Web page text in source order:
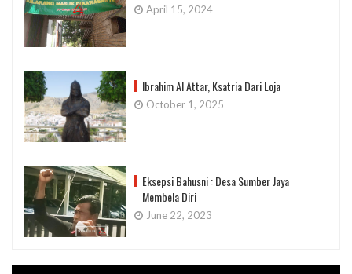
April 15, 2024
Ibrahim Al Attar, Ksatria Dari Loja
October 1, 2025
Eksepsi Bahusni : Desa Sumber Jaya
Membela Diri
June 22, 2023